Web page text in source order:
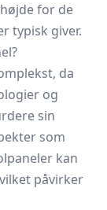
for de
typisk giver.
da
og
sin
som
kan
påvirker